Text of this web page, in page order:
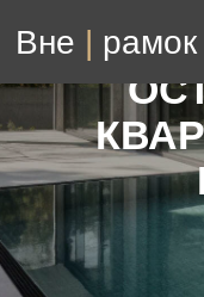
Вне|рамок